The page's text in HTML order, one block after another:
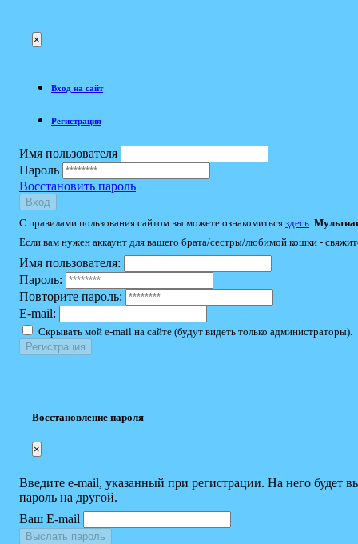
×
Вход на сайт
Регистрация
Имя пользователя
Пароль
Восстановить пароль
Вход
С правилами пользования сайтом вы можете ознакомиться здесь
Если вам нужен аккаунт для вашего брата/сестры/любимой кошки -
Имя пользователя:
Пароль:
Повторите пароль:
E-mail:
Скрывать мой e-mail на сайте (будут видеть только администраторы).
Восстановление пароля
×
Введите e-mail, указанный при регистрации. На него будет
пароль на другой.
Ваш E-mail
Выслать пароль